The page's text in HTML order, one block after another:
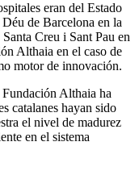
eran del Estado
de Barcelona en la
Creu i Sant Pau en
Althaia en el caso de
motor de innovación.
Althaia ha
catalanes hayan sido
el nivel de madurez
en el sistema